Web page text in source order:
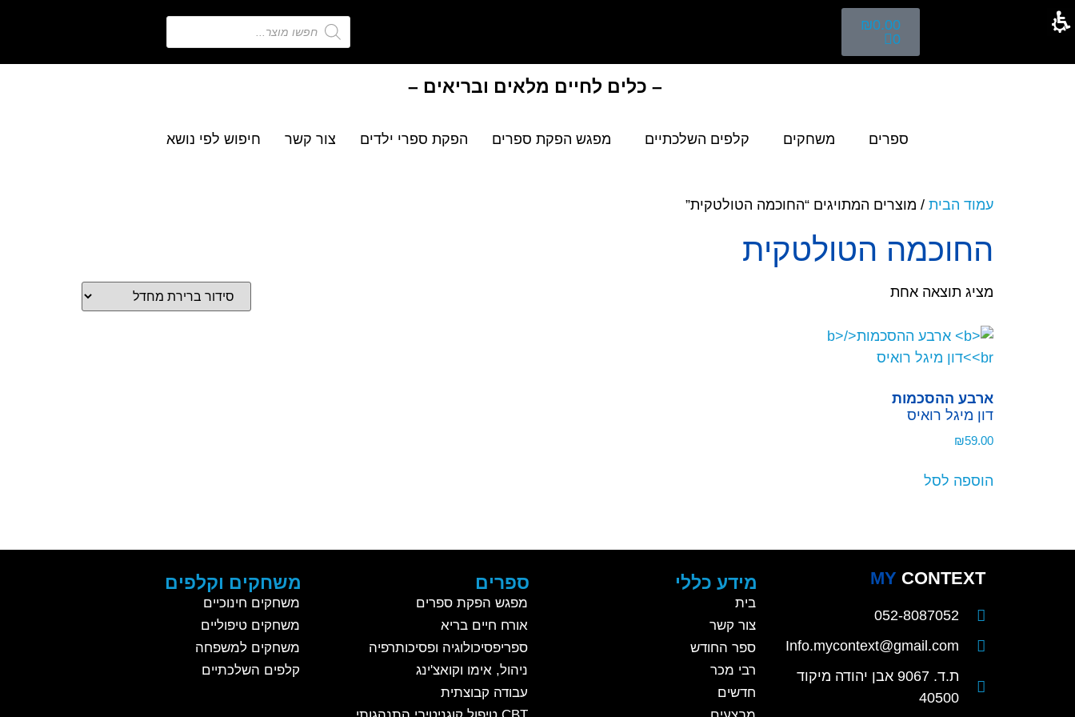
₪0.00
0
– כלים לחיים מלאים ובריאים –
ספרים משחקים קלפים השלכתיים מפגש הפקת ספרים הפקת ספרי ילדים צור קשר חיפוש לפי נושא
עמוד הבית / מוצרים המתויגים “החוכמה הטולטקית”
החוכמה הטולטקית
מציג תוצאה אחת
ארבע ההסכמות
דון מיגל רואיס
₪59.00
הוספה לסל
CONTEXT
MY
052-8087052
Info.mycontext@gmail.com
ת.ד. 9067 אבן יהודה מיקוד
40500
מידע כללי
בית
צור קשר
ספר החודש
רבי מכר
חדשים
ספרים
מפגש הפקת ספרים
אורח חיים בריא
ספריפסיכולוגיה ופסיכותרפיה
ניהול, אימו וקואצ'ינג
עבודה קבוצתית
משחקים וקלפים
משחקים חינוכיים
משחקים טיפוליים
משחקים למשפחה
קלפים השלכתיים